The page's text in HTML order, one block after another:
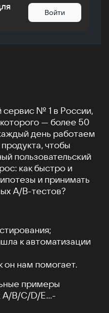
Войти
№ 1 в России,
— более 50
день работаем
чтобы
пользовательский
как быстро и
и принимать
A/B-тестов?
к автоматизации
он нам помогает.
примеры
B/C/D/E...-